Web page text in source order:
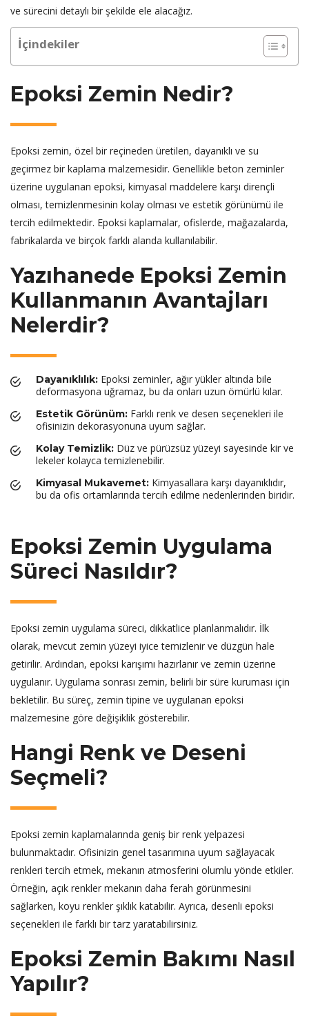
ve sürecini detaylı bir şekilde ele alacağız.
İçindekiler
Epoksi Zemin Nedir?
Epoksi zemin, özel bir reçineden üretilen, dayanıklı ve su
geçirmez bir kaplama malzemesidir. Genellikle beton zeminler
üzerine uygulanan epoksi, kimyasal maddelere karşı dirençli
olması, temizlenmesinin kolay olması ve estetik görünümü ile
tercih edilmektedir. Epoksi kaplamalar, ofislerde, mağazalarda,
fabrikalarda ve birçok farklı alanda kullanılabilir.
Yazıhanede Epoksi Zemin
Kullanmanın Avantajları
Nelerdir?
Dayanıklılık: Epoksi zeminler, ağır yükler altında bile
deformasyona uğramaz, bu da onları uzun ömürlü kılar.
Estetik Görünüm: Farklı renk ve desen seçenekleri ile
ofisinizin dekorasyonuna uyum sağlar.
Kolay Temizlik: Düz ve pürüzsüz yüzeyi sayesinde kir ve
lekeler kolayca temizlenebilir.
Kimyasal Mukavemet: Kimyasallara karşı dayanıklıdır,
bu da ofis ortamlarında tercih edilme nedenlerinden biridir.
Epoksi Zemin Uygulama
Süreci Nasıldır?
Epoksi zemin uygulama süreci, dikkatlice planlanmalıdır. İlk
olarak, mevcut zemin yüzeyi iyice temizlenir ve düzgün hale
getirilir. Ardından, epoksi karışımı hazırlanır ve zemin üzerine
uygulanır. Uygulama sonrası zemin, belirli bir süre kuruması için
bekletilir. Bu süreç, zemin tipine ve uygulanan epoksi
malzemesine göre değişiklik gösterebilir.
Hangi Renk ve Deseni
Seçmeli?
Epoksi zemin kaplamalarında geniş bir renk yelpazesi
bulunmaktadır. Ofisinizin genel tasarımına uyum sağlayacak
renkleri tercih etmek, mekanın atmosferini olumlu yönde etkiler.
Örneğin, açık renkler mekanın daha ferah görünmesini
sağlarken, koyu renkler şıklık katabilir. Ayrıca, desenli epoksi
seçenekleri ile farklı bir tarz yaratabilirsiniz.
Epoksi Zemin Bakımı Nasıl
Yapılır?